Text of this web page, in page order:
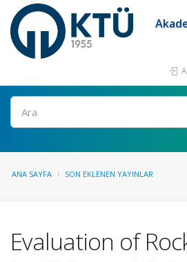
Ara
ANA SAYFA SON EKLENEN YAYINLAR
Evaluation of